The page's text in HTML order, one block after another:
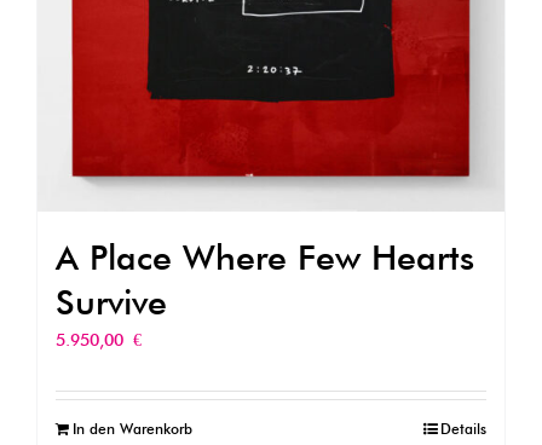
A Place Where Few Hearts
Survive
5.950,00 €
In den Warenkorb Details